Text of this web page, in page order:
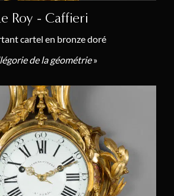
Roy - Caffieri
cartel en bronze doré
de la géométrie»